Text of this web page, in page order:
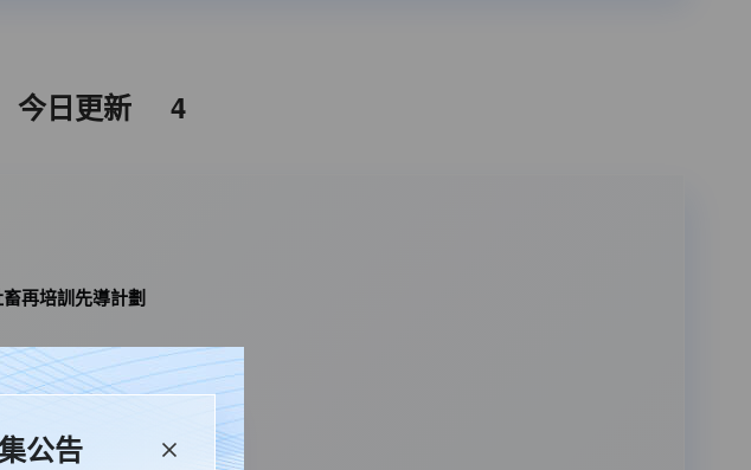
今日更新 4
再培訓先導計劃
公告